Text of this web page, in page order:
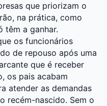
que priorizam o
na prática, como
têm a ganhar.
os funcionários
de repouso após uma
que é receber
os pais acabam
atender as demandas
recém-nascido. Sem o